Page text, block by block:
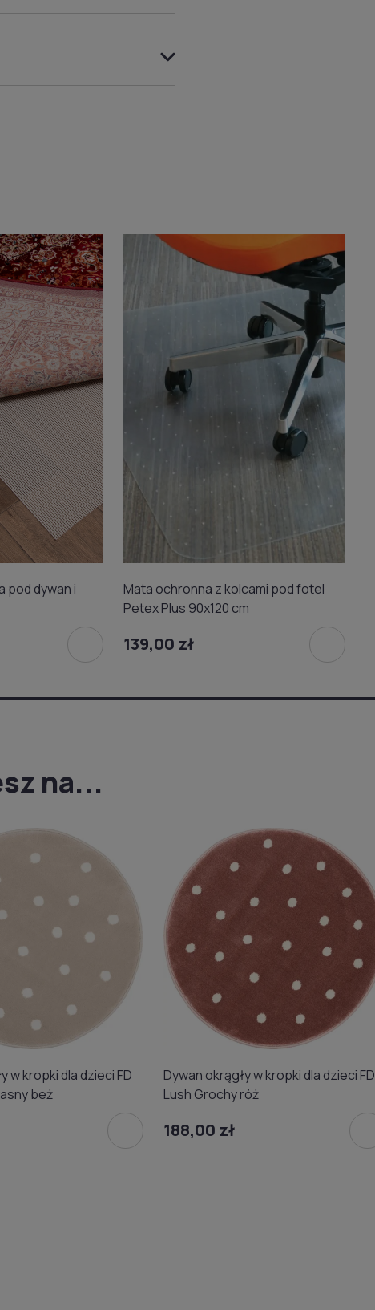
pod dywan i
Mata ochronna z kolcami pod fotel
Petex Plus 90x120 cm
139,00 zł
na...
w kropki dla dzieci FD
beż
Dywan okrągły w kropki dla dzieci FD
Lush Grochy róż
188,00 zł